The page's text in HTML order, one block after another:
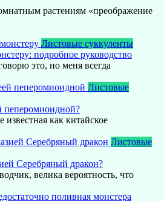
растениям «преображение
Листовые суккуленты
подробное руководство
это, но меня всегда
Листовые
пеперомиоидной?
известная как китайское
Листовые
Серебряный дракон?
велика вероятность, что